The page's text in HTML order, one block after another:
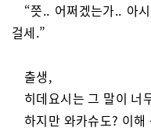
“쯧.. 어쩌겠는가.. 아
걸세.”
출생,
히데요시는 그 말이 너
하지만 와카슈도? 이